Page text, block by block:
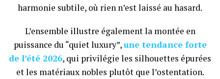
harmonie subtile, où rien n’est laissé au hasard.
L’ensemble illustre également la montée en
puissance du “quiet luxury”,une tendance forte
de l’été 2026, qui privilégie les silhouettes épurées
et les matériaux nobles plutôt que l’ostentation.